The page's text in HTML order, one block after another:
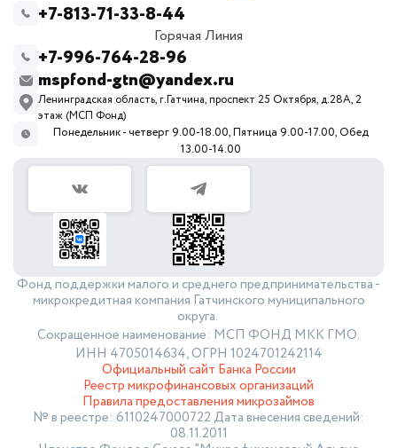
+7-813-71-33-8-44
Горячая Линия
+7-996-764-28-96
mspfond-gtn@yandex.ru
Ленинградская область, г.Гатчина, проспект 25 Октября, д.28А, 2
этаж (МСП Фонд)
Понедельник - четверг 9.00-18.00, Пятница 9.00-17.00, Обед
13.00-14.00
Фонд поддержки малого и среднего предпринимательства -
микрокредитная компания Гатчинского муниципального
округа.
Сокращенное наименование: МСП ФОНД МКК ГМО.
ИНН 4705014634, ОГРН 1024701242114
Официальный сайт Банка России
Реестр микрофинансовых организаций
Правила предоставления микрозаймов
№ в реестре: 6110247000722 Дата внесения сведений:
08.11.2011